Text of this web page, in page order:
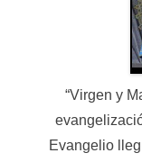
“Virgen y
Evangelio